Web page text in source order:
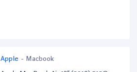
Apple - Macbook